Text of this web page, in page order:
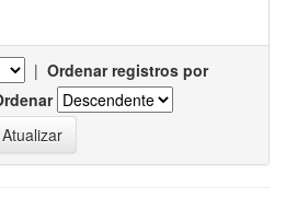
| Ordenar registros por